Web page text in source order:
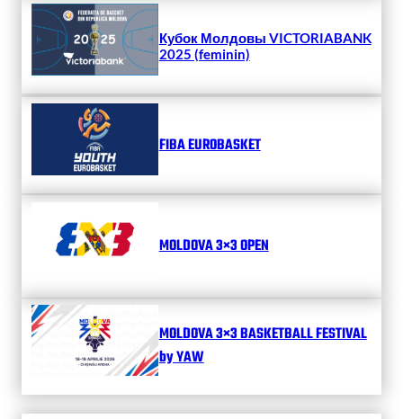
Кубок Молдовы VICTORIABANK
2025 (feminin)
FIBA EUROBASKET
MOLDOVA 3×3 OPEN
MOLDOVA 3×3 BASKETBALL FESTIVAL
by YAW